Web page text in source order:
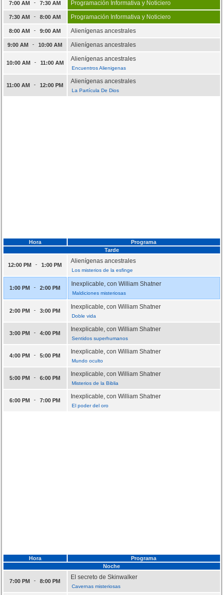
7:00 AM - 7:30 AM Programación Informativa y Noticiero
7:30 AM - 8:00 AM Programación Informativa y Noticiero
8:00 AM - 9:00 AM Alienígenas ancestrales
9:00 AM - 10:00 AM Alienígenas ancestrales
10:00 AM - 11:00 AM
Alienígenas ancestrales
Encuentros Alienigenas
11:00 AM - 12:00 PM
Alienígenas ancestrales
La Partícula De Dios
Hora
Programa
Tarde
12:00 PM - 1:00 PM
Alienígenas ancestrales
Los misterios de la esfinge
1:00 PM - 2:00 PM
Inexplicable, con William Shatner
Maldiciones misteriosas
2:00 PM - 3:00 PM
Inexplicable, con William Shatner
Doble vida
3:00 PM - 4:00 PM
Inexplicable, con William Shatner
Sentidos superhumanos
4:00 PM - 5:00 PM
Inexplicable, con William Shatner
Mundo oculto
5:00 PM - 6:00 PM
Inexplicable, con William Shatner
Misterios de la Biblia
6:00 PM - 7:00 PM
Inexplicable, con William Shatner
El poder del oro
Hora
Programa
Noche
7:00 PM - 8:00 PM
El secreto de Skinwalker
Cavernas misteriosas